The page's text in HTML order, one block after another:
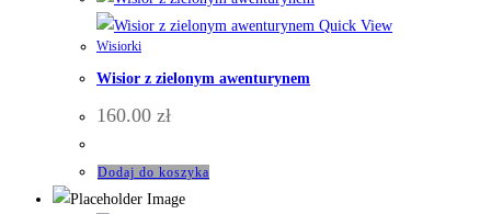
Quick View
Wisiorki
Wisior z zielonym awenturynem
160.00 zł
Dodaj do koszyka